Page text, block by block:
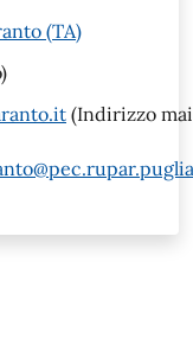
(TA)
(Indirizzo